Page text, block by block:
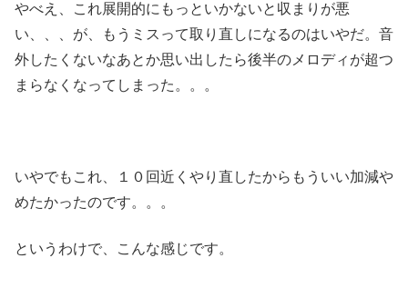
やべえ、これ展開的にもっといかないと収まりが悪
い、、、が、もうミスって取り直しになるのはいやだ。音
外したくないなあとか思い出したら後半のメロディが超つ
まらなくなってしまった。。。
いやでもこれ、１０回近くやり直したからもういい加減や
めたかったのです。。。
というわけで、こんな感じです。